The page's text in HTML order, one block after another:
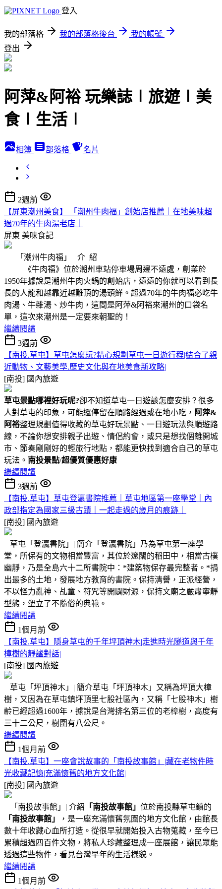
登入
我的部落格 我的部落格後台
我的帳號
登出
阿萍&阿裕 玩樂誌∣旅遊∣美
食∣生活∣
相簿 部落格 名片
2週前
【屏東潮州美食】 「潮州牛肉福」創始店推薦｜在地美味超
過70年的牛肉湯老店｜
屏東 美味食記
「潮州牛肉福」 介 紹
《牛肉福》位於潮州車站停車場周邊不遠處，創業於
1950年據說是潮州牛肉火鍋的創始店，遠遠的你就可以看到長
長的人龍和越靠近越難頂的湯頭鮮。超過70年的牛肉福必吃牛
肉湯、牛雜湯、炒牛肉，這間是阿萍&阿裕來潮州的口袋名
單，這次來潮州是一定要來朝聖的！
繼續閱讀
3週前
【南投.草屯】草屯怎麼玩?精心規劃草屯一日遊行程|結合了親
近動物、文藝美學.歷史文化與在地美食新攻略|
[南投] 國內旅遊
草屯景點哪裡好玩呢?卻不知道草屯一日遊該怎麼安排？很多
人對草屯的印象，可能還停留在順路經過或在地小吃， 阿萍&
阿裕整理規劃值得收藏的草屯好玩景點、一日遊玩法與順遊路
線，不論你想安排親子出遊、情侶約會，或只是想找個離開城
市、節奏剛剛好的輕旅行地點，都能更快找到適合自己的草屯
玩法。 南投景點/超優質優惠好康
繼續閱讀
3週前
【南投.草屯】草屯登瀛書院推薦｜草屯地區第一座學堂｜內
政部指定為國家三級古蹟｜一起走過的歲月的痕跡｜
[南投] 國內旅遊
草屯「登瀛書院」| 簡介「登瀛書院」乃為草屯第一座學
堂，所保有的文物相當豐富，其位於遼闊的稻田中，相當古樸
幽靜，乃是全島六十二所書院中：*建築物保存最完整者。*捐
出最多的土地，發展地方教育的書院。保持清譽，正派經營，
不以怪力亂神、乩童、符咒等開闢財源，保持文廟之嚴肅寧靜
型態，塑立了不隨俗的典範。
繼續閱讀
1個月前
【南投.草屯】隱身草屯的千年坪頂神木|走進時光隧道與千年
樟樹的靜謐對話|
[南投] 國內旅遊
草屯「坪頂神木」| 簡介草屯「坪頂神木」又稱為坪頂大樟
樹，又因為在草屯鎮坪頂里七股社區內，又稱「七股神木」樹
齡已經超過1600年，據說是台灣排名第三位的老樟樹，高度有
三十二公尺，樹圍有八公尺。
繼續閱讀
1個月前
【南投.草屯】一座會說故事的「南投故事館」|藏在老物件時
光收藏記憶|充滿懷舊的地方文化館|
[南投] 國內旅遊
「南投故事館」| 介紹 「南投故事館」 位於南投縣草屯鎮的
「南投故事館」
，是一座充滿懷舊氛圍的地方文化館，由館長
數十年收藏心血所打造。從很早就開始投入古物蒐藏，至今已
累積超過四百件文物，將私人珍藏整理成一座展館，讓民眾能
透過這些物件，看見台灣早年的生活樣貌。
繼續閱讀
1個月前